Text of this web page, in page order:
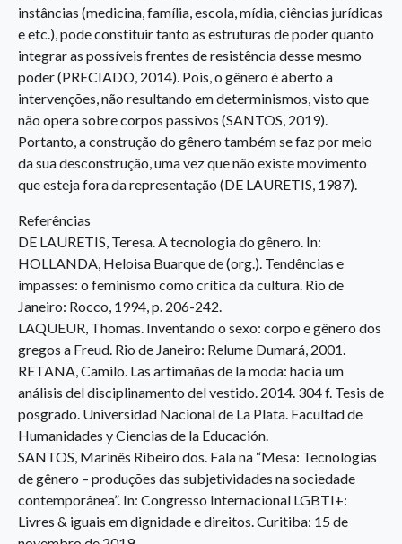
instâncias (medicina, família, escola, mídia, ciências jurídicas
e etc.), pode constituir tanto as estruturas de poder quanto
integrar as possíveis frentes de resistência desse mesmo
poder (PRECIADO, 2014). Pois, o gênero é aberto a
intervenções, não resultando em determinismos, visto que
não opera sobre corpos passivos (SANTOS, 2019).
Portanto, a construção do gênero também se faz por meio
da sua desconstrução, uma vez que não existe movimento
que esteja fora da representação (DE LAURETIS, 1987).
Referências
DE LAURETIS, Teresa. A tecnologia do gênero. In:
HOLLANDA, Heloisa Buarque de (org.). Tendências e
impasses: o feminismo como crítica da cultura. Rio de
Janeiro: Rocco, 1994, p. 206-242.
LAQUEUR, Thomas. Inventando o sexo: corpo e gênero dos
gregos a Freud. Rio de Janeiro: Relume Dumará, 2001.
RETANA, Camilo. Las artimañas de la moda: hacia um
análisis del disciplinamento del vestido. 2014. 304 f. Tesis de
posgrado. Universidad Nacional de La Plata. Facultad de
Humanidades y Ciencias de la Educación.
SANTOS, Marinês Ribeiro dos. Fala na “Mesa: Tecnologias
de gênero – produções das subjetividades na sociedade
contemporânea”. In: Congresso Internacional LGBTI+:
Livres & iguais em dignidade e direitos. Curitiba: 15 de